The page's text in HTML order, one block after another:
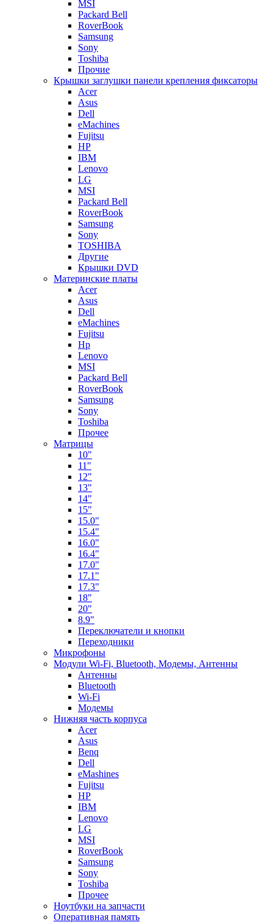
MSI
Packard Bell
RoverBook
Samsung
Sony
Toshiba
Прочие
Крышки заглушки панели крепления фиксаторы
Acer
Asus
Dell
eMachines
Fujitsu
HP
IBM
Lenovo
LG
MSI
Packard Bell
RoverBook
Samsung
Sony
TOSHIBA
Другие
Крышки DVD
Материнские платы
Acer
Asus
Dell
eMachines
Fujitsu
Hp
Lenovo
MSI
Packard Bell
RoverBook
Samsung
Sony
Toshiba
Прочее
Матрицы
10"
11"
12"
13"
14"
15"
15.0"
15.4"
16.0"
16.4"
17.0"
17.1"
17.3"
18"
20"
8.9"
Переключатели и кнопки
Переходники
Микрофоны
Модули Wi-Fi, Bluetooth, Модемы, Антенны
Aнтенны
Bluetooth
Wi-Fi
Модемы
Нижняя часть корпуса
Acer
Asus
Benq
Dell
eMashines
Fujitsu
HP
IBM
Lenovo
LG
MSI
RoverBook
Samsung
Sony
Toshiba
Прочее
Ноутбуки на запчасти
Оперативная память